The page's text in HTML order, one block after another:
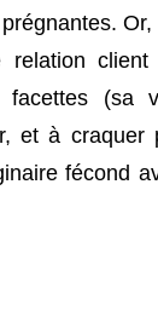
relation
facettes (sa
et à craquer
fécond